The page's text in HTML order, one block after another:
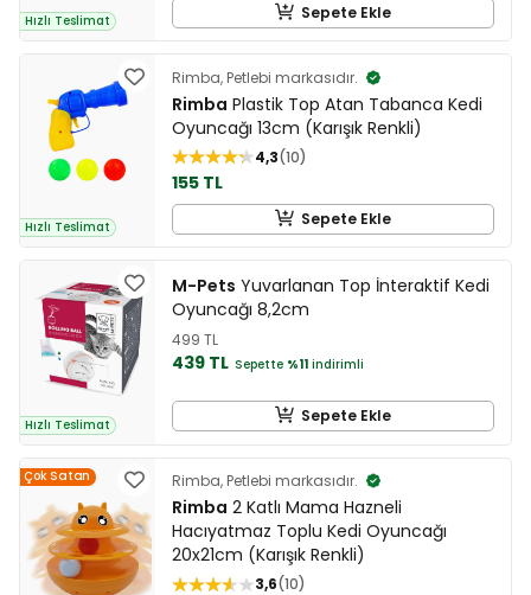
Hızlı Teslimat Sepete Ekle
Hızlı Teslimat
Rimba, Petlebi markasıdır.
Rimba Plastik Top Atan Tabanca Kedi
Oyuncağı 13cm (Karışık Renkli)
4,3 10
155 TL
Sepete Ekle
Hızlı Teslimat
M-Pets Yuvarlanan Top İnteraktif Kedi
Oyuncağı 8,2cm
499 TL
439 TL Sepette %11 indirimli
Sepete Ekle
Çok Satan Rimba, Petlebi markasıdır.
Rimba 2 Katlı Mama Hazneli
Hacıyatmaz Toplu Kedi Oyuncağı
20x21cm (Karışık Renkli)
3,6 10